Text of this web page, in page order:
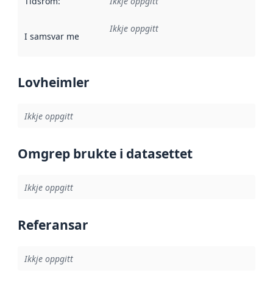
I samsvar med Referanse til ei implementeringsregel eller
Ikkje oppgitt
Lovheimler
Ikkje oppgitt
Omgrep brukte i datasettet
Ikkje oppgitt
Referansar
Ikkje oppgitt